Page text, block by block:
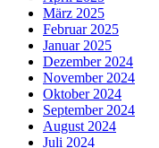
März 2025
Februar 2025
Januar 2025
Dezember 2024
November 2024
Oktober 2024
September 2024
August 2024
Juli 2024